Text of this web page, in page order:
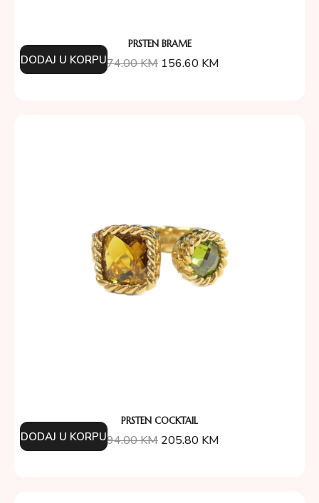
PRSTEN BRAME
174.00KM 156.60 KM
DODAJ U KORPU
PRSTEN COCKTAIL
294.00KM 205.80 KM
DODAJ U KORPU